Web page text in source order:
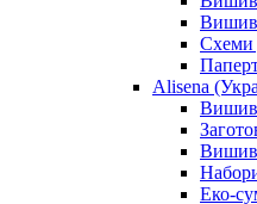
Схеми
Alisena
Еко-